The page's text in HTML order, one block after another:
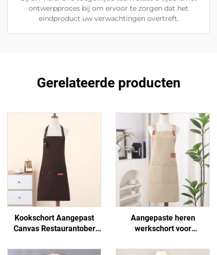
ontwerpproces bij om ervoor te zorgen dat het
eindproduct uw verwachtingen overtreft.
Gerelateerde producten
Kookschort Aangepast
Canvas Restaurantober
Basismodel Goedkoop
Aangepaste heren
werkschort voor
van canvas, met zakken